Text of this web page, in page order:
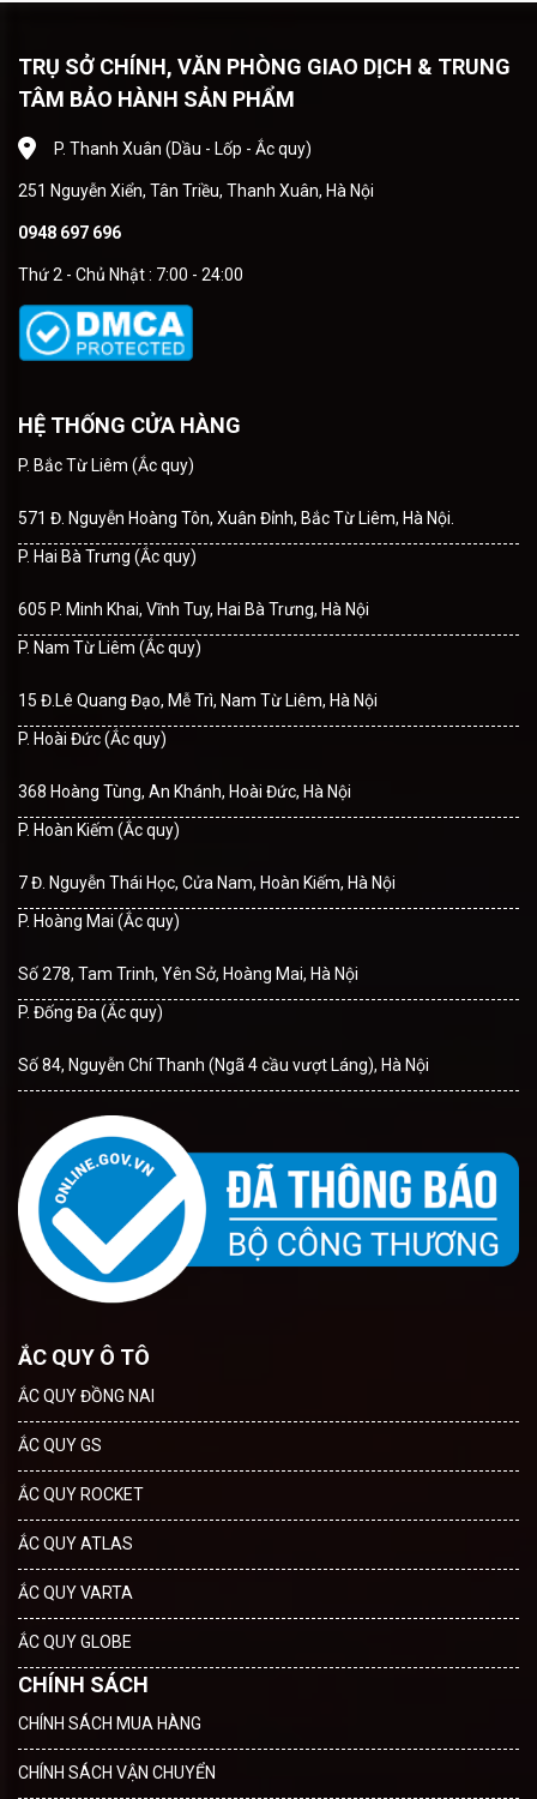
TRỤ SỞ CHÍNH, VĂN PHÒNG GIAO DỊCH & TRUNG
TÂM BẢO HÀNH SẢN PHẨM
P. Thanh Xuân (Dầu - Lốp - Ắc quy)
251 Nguyễn Xiển, Tân Triều, Thanh Xuân, Hà Nội
0948 697 696
Thứ 2 - Chủ Nhật : 7:00 - 24:00
HỆ THỐNG CỬA HÀNG
P. Bắc Từ Liêm (Ắc quy)
571 Đ. Nguyễn Hoàng Tôn, Xuân Đỉnh, Bắc Từ Liêm, Hà Nội.
P. Hai Bà Trưng (Ắc quy)
605 P. Minh Khai, Vĩnh Tuy, Hai Bà Trưng, Hà Nội
P. Nam Từ Liêm (Ắc quy)
15 Đ.Lê Quang Đạo, Mễ Trì, Nam Từ Liêm, Hà Nội
P. Hoài Đức (Ắc quy)
368 Hoàng Tùng, An Khánh, Hoài Đức, Hà Nội
P. Hoàn Kiếm (Ắc quy)
7 Đ. Nguyễn Thái Học, Cửa Nam, Hoàn Kiếm, Hà Nội
P. Hoàng Mai (Ắc quy)
Số 278, Tam Trinh, Yên Sở, Hoàng Mai, Hà Nội
P. Đống Đa (Ắc quy)
Số 84, Nguyễn Chí Thanh (Ngã 4 cầu vượt Láng), Hà Nội
ẮC QUY Ô TÔ
ẮC QUY ĐỒNG NAI
ẮC QUY GS
ẮC QUY ROCKET
ẮC QUY ATLAS
ẮC QUY VARTA
ẮC QUY GLOBE
CHÍNH SÁCH
CHÍNH SÁCH MUA HÀNG
CHÍNH SÁCH VẬN CHUYỂN